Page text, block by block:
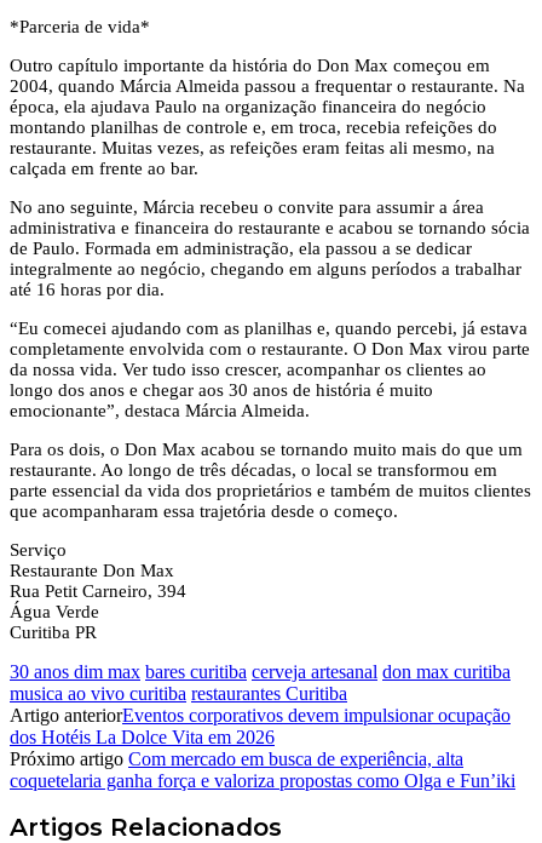
*Parceria de vida*
Outro capítulo importante da história do Don Max começou em
2004, quando Márcia Almeida passou a frequentar o restaurante. Na
época, ela ajudava Paulo na organização financeira do negócio
montando planilhas de controle e, em troca, recebia refeições do
restaurante. Muitas vezes, as refeições eram feitas ali mesmo, na
calçada em frente ao bar.
No ano seguinte, Márcia recebeu o convite para assumir a área
administrativa e financeira do restaurante e acabou se tornando sócia
de Paulo. Formada em administração, ela passou a se dedicar
integralmente ao negócio, chegando em alguns períodos a trabalhar
até 16 horas por dia.
“Eu comecei ajudando com as planilhas e, quando percebi, já estava
completamente envolvida com o restaurante. O Don Max virou parte
da nossa vida. Ver tudo isso crescer, acompanhar os clientes ao
longo dos anos e chegar aos 30 anos de história é muito
emocionante”, destaca Márcia Almeida.
Para os dois, o Don Max acabou se tornando muito mais do que um
restaurante. Ao longo de três décadas, o local se transformou em
parte essencial da vida dos proprietários e também de muitos clientes
que acompanharam essa trajetória desde o começo.
Serviço
Restaurante Don Max
Rua Petit Carneiro, 394
Água Verde
Curitiba PR
30 anos dim max bares curitiba cerveja artesanal don max curitiba
musica ao vivo curitiba restaurantes Curitiba
Artigo anteriorEventos corporativos devem impulsionar ocupação
dos Hotéis La Dolce Vita em 2026
Próximo artigo Com mercado em busca de experiência, alta
coquetelaria ganha força e valoriza propostas como Olga e Fun’iki
Artigos Relacionados